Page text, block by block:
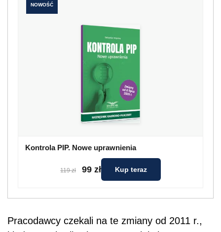
NOWOŚĆ
Kontrola PIP. Nowe uprawnienia
119 zł 99 zł Kup teraz
Pracodawcy czekali na te zmiany od 2011 r.,